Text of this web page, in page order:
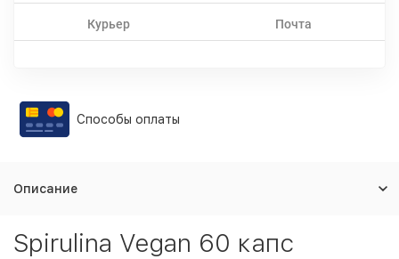
Курьер Почта
Способы оплаты
Описание
Spirulina Vegan 60 капс